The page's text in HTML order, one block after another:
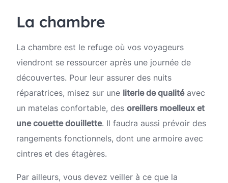
La chambre
La chambre est le refuge où vos voyageurs
viendront se ressourcer après une journée de
découvertes. Pour leur assurer des nuits
réparatrices, misez sur une literie de qualitéavec
un matelas confortable, des oreillers moelleux et
une couette douillette. Il faudra aussi prévoir des
rangements fonctionnels, dont une armoire avec
cintres et des étagères.
Par ailleurs, vous devez veiller à ce que la